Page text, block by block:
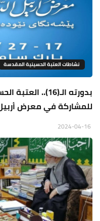
نشاطات العتبة الحسينية المقدسة
بدورته الـ(16)..
للمشاركة في معرض